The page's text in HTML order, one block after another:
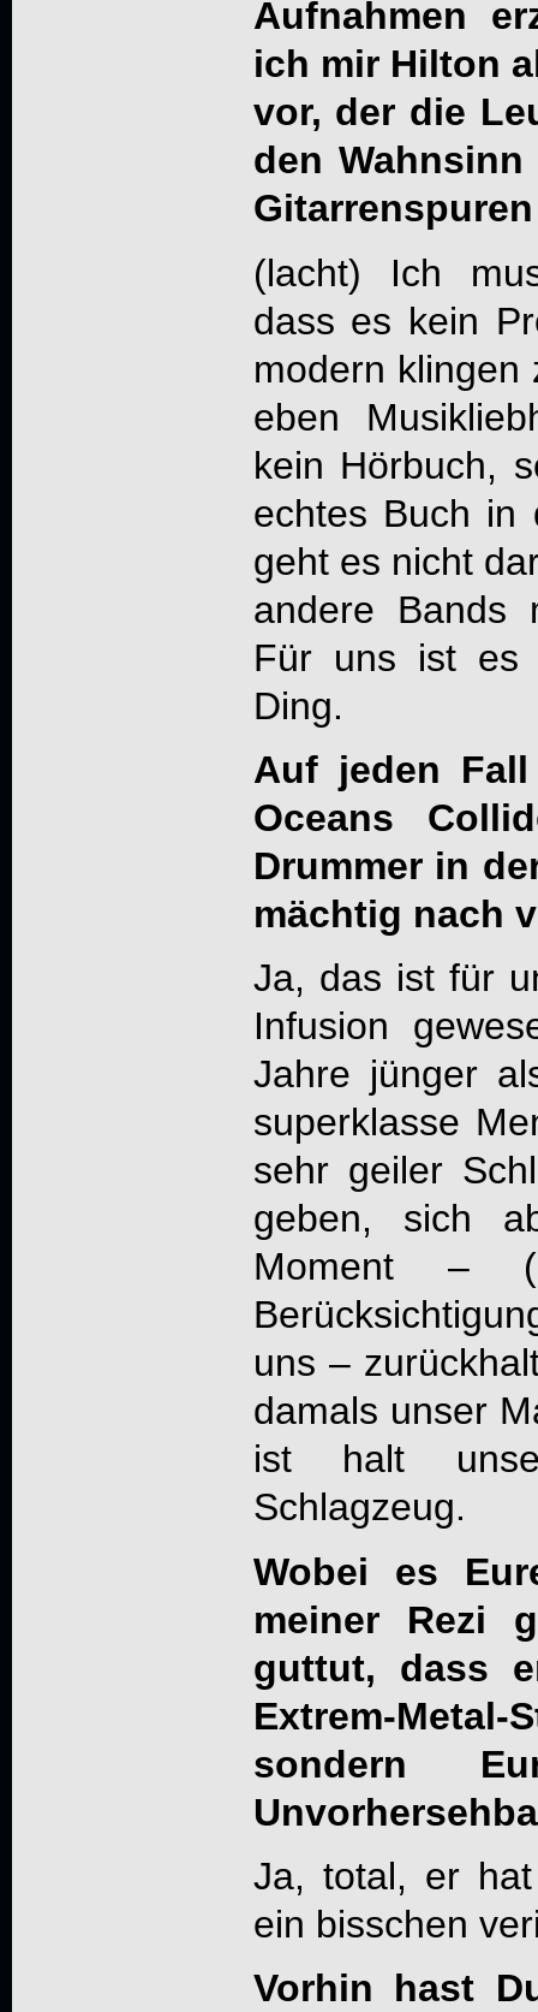
Aufnahmen
ich mir Hilton
vor, der die
den
(lacht) Ich
dass es kein
modern klingen
eben
kein Hörbuch,
echtes Buch in
geht es nicht
andere Bands
Für uns ist es
Ding.
Auf jeden
Oceans
Drummer in
mächtig nach
Ja, das ist für
Infusion
Jahre jünger
superklasse
sehr geiler
geben, sich
Moment –
uns –
damals unser
ist halt
Schlagzeug.
Wobei es
meiner Rezi
guttut, dass
Extrem-
sondern
Ja, total, er
ein bisschen
Vorhin hast